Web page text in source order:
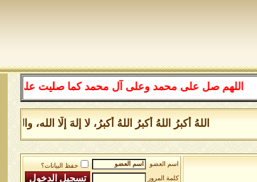
اللهم صل على محمد وعلى آل محمد كما صليت على
اللهُ أكبرُ اللهُ أكبرُ اللهُ أكبرُ، لا إلهَ إلَّا الله،
اسم العضو
حفظ البيانات؟
كلمة المرور